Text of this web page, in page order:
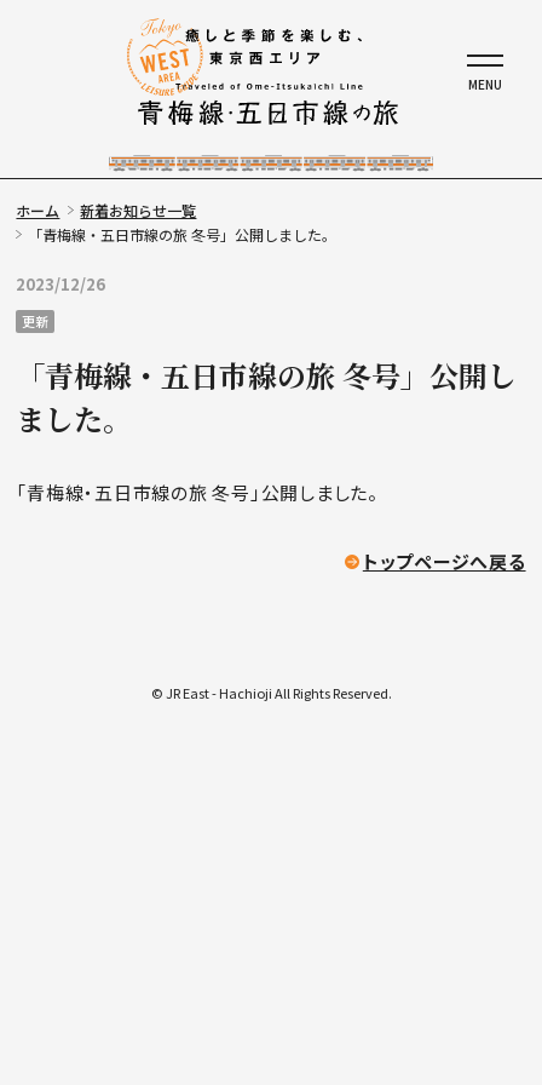
ホーム
新着お知らせ一覧
「青梅線・五日市線の旅 冬号」公開しました。
2023/12/26
更新
「青梅線・五日市線の旅 冬号」公開し
ました。
「青梅線・五日市線の旅 冬号」公開しました。
トップページへ戻る
© JR East - Hachioji All Rights Reserved.